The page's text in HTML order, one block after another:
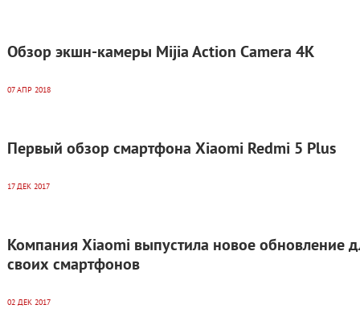
Обзор экшн-камеры Mijia Action Camera 4K
07 АПР 2018
Первый обзор смартфона Xiaomi Redmi 5 Plus
17 ДЕК 2017
Компания Xiaomi выпустила новое обновление
своих смартфонов
02 ДЕК 2017